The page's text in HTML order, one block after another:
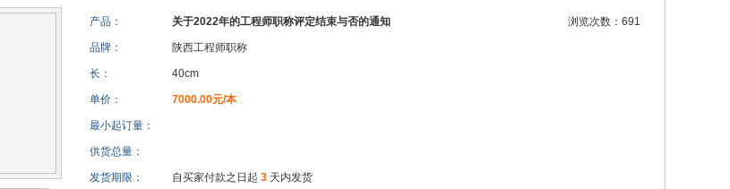
产品： 浏览次数：691
关于2022年的工程师职称评定结束与否的通知
品牌： 陕西工程师职称
长： 40cm
单价： 7000.00元/本
最小起订量：
供货总量：
发货期限： 自买家付款之日起 3 天内发货